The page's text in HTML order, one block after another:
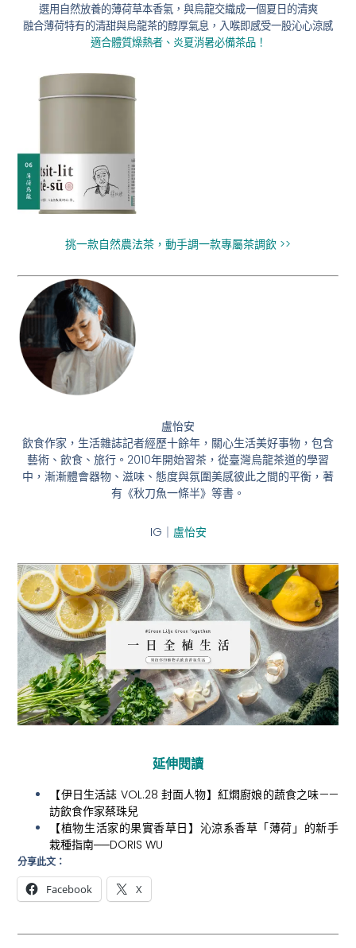
選用自然放養的薄荷草本香氣，與烏龍交織成一個夏日的清爽
融合薄荷特有的清甜與烏龍茶的醇厚氣息，入喉即感受一股沁心涼感
適合體質燥熱者、炎夏消暑必備茶品！
挑一款自然農法茶，動手調一款專屬茶調飲 >>
盧怡安
飲食作家，生活雜誌記者經歷十餘年，關心生活美好事物，包含
藝術、飲食、旅行。2010年開始習茶，從臺灣烏龍茶道的學習
中，漸漸體會器物、滋味、態度與氛圍美感彼此之間的平衡，著
有《秋刀魚一條半》等書。
IG｜ 盧怡安
延伸閱讀
【伊日生活誌 VOL.28 封面人物】紅燜廚娘的蔬食之味——
訪飲食作家蔡珠兒
【植物生活家的果實香草日】沁涼系香草「薄荷」的新手
栽種指南──DORIS WU
分享此文：
Facebook X